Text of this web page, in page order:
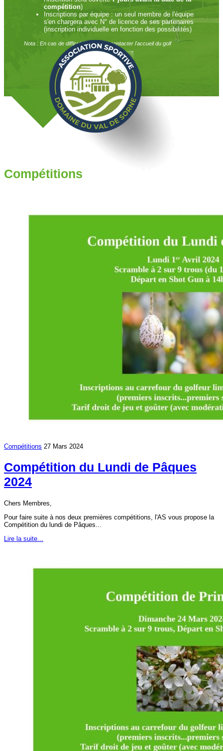
compétition)
Inscriptions par équipe : un seul membre de l'équipe
s'en chargera avec N° de licence de ses partenaires
(inscription individuelle en fonction des possibilités)
Nota : En cas de difficulté, merci de contacter l'accueil du golf
Compétitions
Compétitions 27 Mars 2024
Compétition du Lundi de Pâques
2024
Chers Membres,
Pour faire suite à nos deux premières compétitions, l'AS vous propose la
Compétition du lundi de Pâques...
Lire la suite...